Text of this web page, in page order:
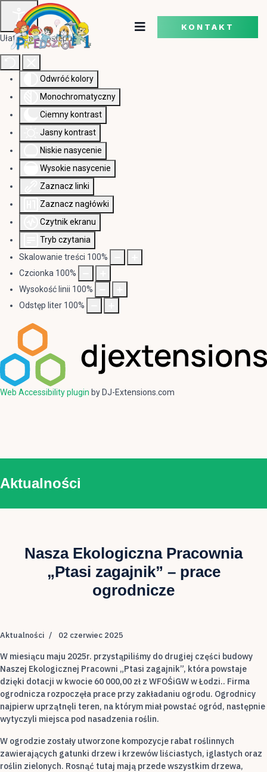
Ułatwienia dostępu
Odwróć kolory
Monochromatyczny
Ciemny kontrast
Jasny kontrast
Niskie nasycenie
Wysokie nasycenie
Zaznacz linki
Zaznacz nagłówki
Czytnik ekranu
Tryb czytania
Skalowanie treści 100%
Czcionka 100%
Wysokość linii 100%
Odstęp liter 100%
Web Accessibility plugin by DJ-Extensions.com
KONTAKT
Aktualności
Nasza Ekologiczna Pracownia
„Ptasi zagajnik” – prace
ogrodnicze
Aktualności 02 czerwiec 2025
W miesiącu maju 2025r. przystąpiliśmy do drugiej części budowy
Naszej Ekologicznej Pracowni „Ptasi zagajnik”, która powstaje
dzięki dotacji w kwocie 60 000,00 zł z WFOŚiGW w Łodzi.. Firma
ogrodnicza rozpoczęła prace przy zakładaniu ogrodu. Ogrodnicy
najpierw uprzątnęli teren, na którym miał powstać ogród, następnie
wytyczyli miejsca pod nasadzenia roślin.
W ogrodzie zostały utworzone kompozycje rabat roślinnych
zawierających gatunki drzew i krzewów liściastych, iglastych oraz
roślin zielonych. Rosnąć tutaj mają przede wszystkim drzewa,